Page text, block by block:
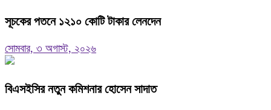
সূচকের পতনে ১২১০ কোটি টাকার লেনদেন
সোমবার, ৩ অগাস্ট, ২০২৬
বিএসইসির নতুন কমিশনার হোসেন সাদাত